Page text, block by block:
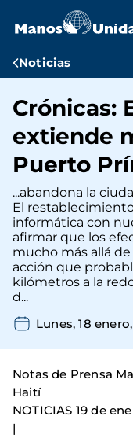
contenido
Ruta
navegación
Noticias
Crónicas:
extiende
Puerto
...abandona la
El
informática con
afirmar que los
mucho más allá
acción que
kilómetros a la
d...
Lunes, 18
Notas de Prensa
Haití
NOTICIAS 19 de
|